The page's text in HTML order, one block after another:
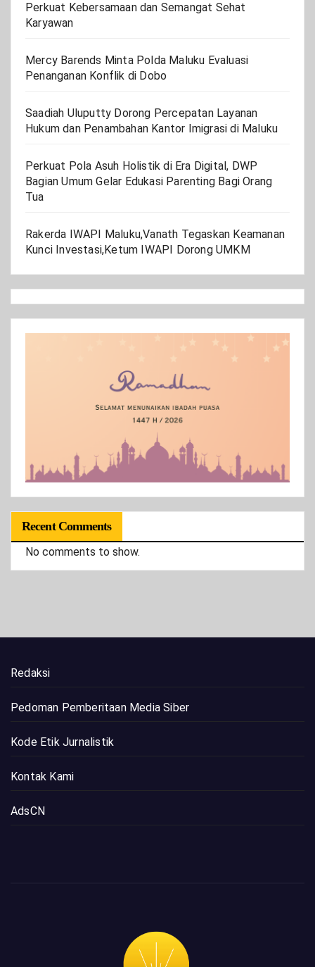
Perkuat Kebersamaan dan Semangat Sehat
Karyawan
Mercy Barends Minta Polda Maluku Evaluasi
Penanganan Konflik di Dobo
Saadiah Uluputty Dorong Percepatan Layanan
Hukum dan Penambahan Kantor Imigrasi di Maluku
Perkuat Pola Asuh Holistik di Era Digital, DWP
Bagian Umum Gelar Edukasi Parenting Bagi Orang
Tua
Rakerda IWAPI Maluku,Vanath Tegaskan Keamanan
Kunci Investasi,Ketum IWAPI Dorong UMKM
Recent Comments
No comments to show.
Redaksi
Pedoman Pemberitaan Media Siber
Kode Etik Jurnalistik
Kontak Kami
AdsCN